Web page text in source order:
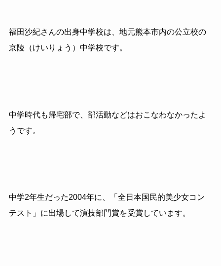
福田沙紀さんの出身中学校は、地元熊本市内の公立校の
京陵（けいりょう）中学校です。
中学時代も帰宅部で、部活動などはおこなわなかったよ
うです。
中学2年生だった2004年に、「全日本国民的美少女コン
テスト」に出場して演技部門賞を受賞しています。